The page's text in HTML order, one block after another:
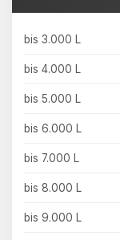
bis 3.000 L
bis 4.000 L
bis 5.000 L
bis 6.000 L
bis 7.000 L
bis 8.000 L
bis 9.000 L